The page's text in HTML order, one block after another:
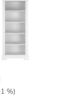
%)